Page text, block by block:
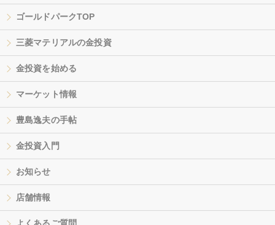
ゴールドパークTOP
三菱マテリアルの金投資
金投資を始める
マーケット情報
豊島逸夫の手帖
金投資入門
お知らせ
店舗情報